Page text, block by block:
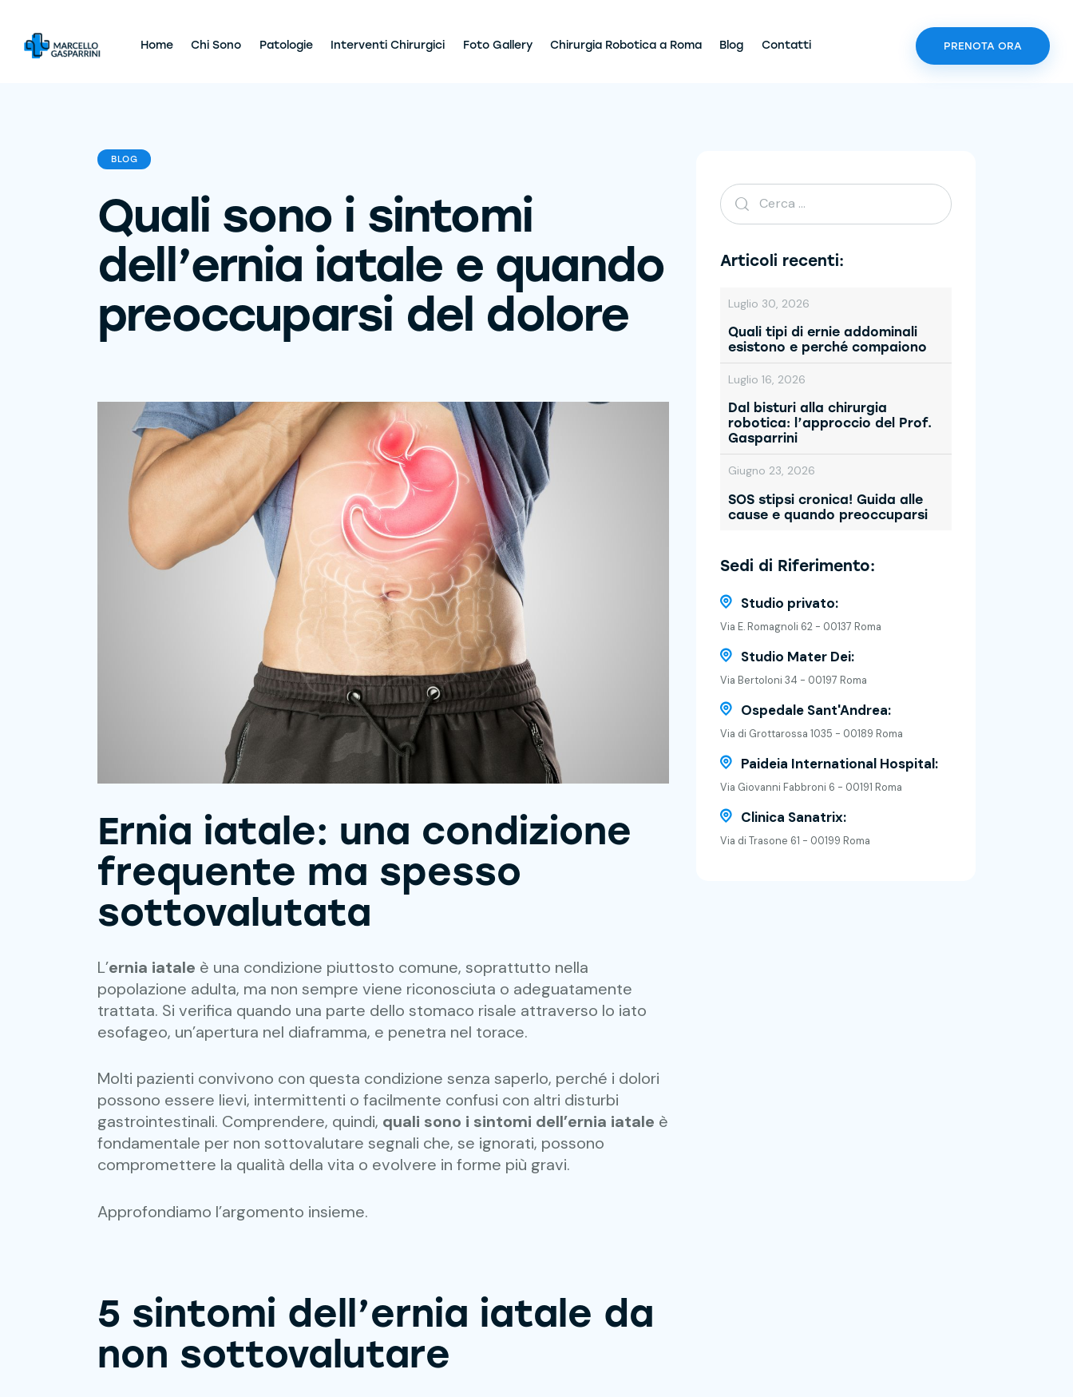
Home Chi Sono Patologie Interventi Chirurgici Foto Gallery Chirurgia Robotica a Roma Blog Contatti PRENOTA ORA
BLOG
Quali sono i sintomi
dell’ernia iatale e quando
preoccuparsi del dolore
Ernia iatale: una condizione
frequente ma spesso
sottovalutata
L’ernia iatale è una condizione piuttosto comune, soprattutto nella
popolazione adulta, ma non sempre viene riconosciuta o adeguatamente
trattata. Si verifica quando una parte dello stomaco risale attraverso lo iato
esofageo, un’apertura nel diaframma, e penetra nel torace.
Molti pazienti convivono con questa condizione senza saperlo, perché i dolori
possono essere lievi, intermittenti o facilmente confusi con altri disturbi
gastrointestinali. Comprendere, quindi, quali sono i sintomi dell’ernia iatale è
fondamentale per non sottovalutare segnali che, se ignorati, possono
compromettere la qualità della vita o evolvere in forme più gravi.
Approfondiamo l’argomento insieme.
5 sintomi dell’ernia iatale da
non sottovalutare
Articoli recenti:
Luglio 30, 2026
Quali tipi di ernie addominali
esistono e perché compaiono
Luglio 16, 2026
Dal bisturi alla chirurgia
robotica: l’approccio del Prof.
Gasparrini
Giugno 23, 2026
SOS stipsi cronica! Guida alle
cause e quando preoccuparsi
Sedi di Riferimento:
Studio privato:
Via E. Romagnoli 62 - 00137 Roma
Studio Mater Dei:
Via Bertoloni 34 - 00197 Roma
Ospedale Sant'Andrea:
Via di Grottarossa 1035 - 00189 Roma
Paideia International Hospital:
Via Giovanni Fabbroni 6 - 00191 Roma
Clinica Sanatrix:
Via di Trasone 61 - 00199 Roma